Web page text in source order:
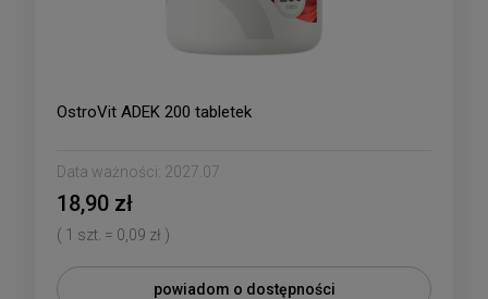
OstroVit ADEK 200 tabletek
Data ważności: 2027.07
18,90 zł
( 1 szt. = 0,09 zł )
powiadom o dostępności